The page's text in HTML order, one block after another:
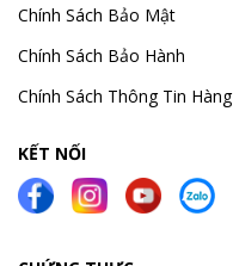
Chính Sách Bảo Mật
Chính Sách Bảo Hành
Chính Sách Thông Tin
KẾT NỐI